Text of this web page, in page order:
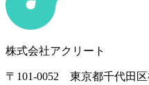
株式会社アクリート
〒101-0052 東京都千代田区